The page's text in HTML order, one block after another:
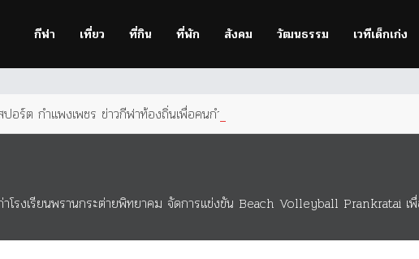
กีฬา เที่ยว ที่กิน ที่พัก สังคม วัฒนธรรม เวทีเด็กเก่ง
ปอร์ต กำแพงเพชร ข่าวกีฬาท้องถิ่นเพื่อคนกำแพง
าโรงเรียนพรานกระต่ายพิทยาคม จัดการแข่งขัน Beach Volleyball Prankratai